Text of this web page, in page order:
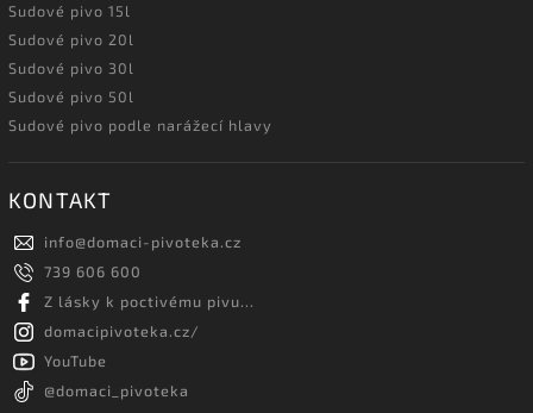
Sudové pivo 15l
Sudové pivo 20l
Sudové pivo 30l
Sudové pivo 50l
Sudové pivo podle narážecí hlavy
KONTAKT
info@domaci-pivoteka.cz
739 606 600
Z lásky k poctivému pivu...
domacipivoteka.cz/
YouTube
@domaci_pivoteka